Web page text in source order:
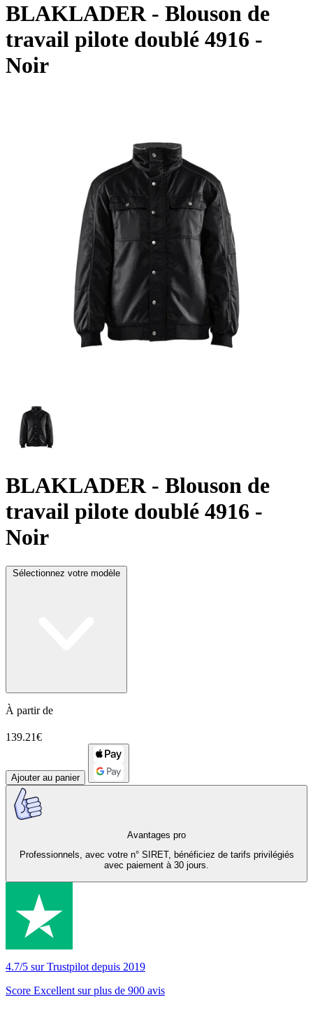
BLAKLADER - Blouson de
travail pilote doublé 4916 -
Noir
BLAKLADER - Blouson de
travail pilote doublé 4916 -
Noir
Sélectionnez votre modèle
À partir de
139.21€
Ajouter au panier
Avantages pro
Professionnels, avec votre n° SIRET, bénéficiez de tarifs privilégiés
avec paiement à 30 jours.
4.7/5 sur Trustpilot depuis 2019
Score Excellent sur plus de 900 avis